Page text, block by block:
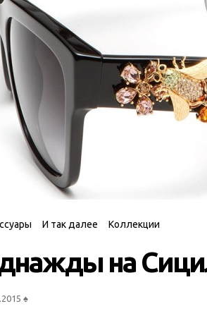
И так далее Коллекции
на
♠